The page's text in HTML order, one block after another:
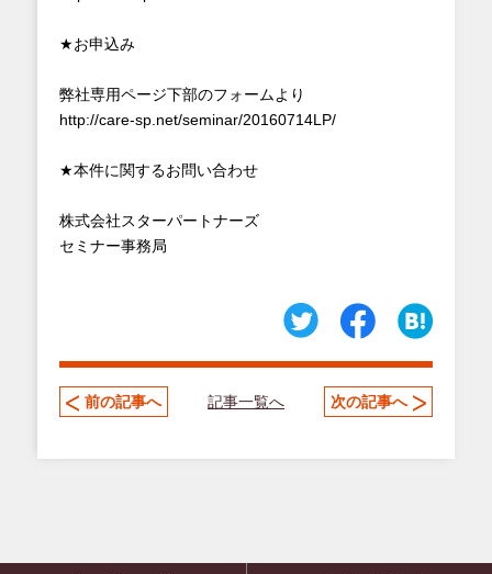
★お申込み
弊社専用ページ下部のフォームより
http://care-sp.net/seminar/20160714LP/
★本件に関するお問い合わせ
株式会社スターパートナーズ
セミナー事務局
前の記事へ 記事一覧へ 次の記事へ